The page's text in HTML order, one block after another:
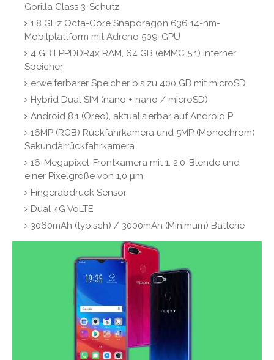
Gorilla Glass 3-Schutz
1,8 GHz Octa-Core Snapdragon 636 14-nm-
Mobilplattform mit Adreno 509-GPU
4 GB LPPDDR4x RAM, 64 GB (eMMC 5.1) interner
Speicher
erweiterbarer Speicher bis zu 400 GB mit microSD
Hybrid Dual SIM (nano + nano / microSD)
Android 8.1 (Oreo), aktualisierbar auf Android P
16MP (RGB) Rückfahrkamera und 5MP (Monochrom)
Sekundärrückfahrkamera
16-Megapixel-Frontkamera mit 1: 2,0-Blende und
einer Pixelgröße von 1,0 μm
Fingerabdruck Sensor
Dual 4G VoLTE
3060mAh (typisch) / 3000mAh (Minimum) Batterie